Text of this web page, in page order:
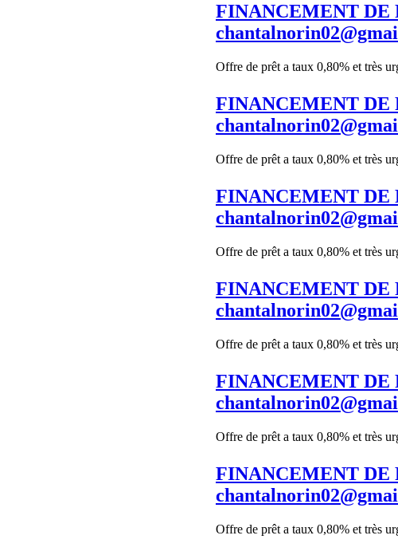
FINANCEMENT DE
Offre de prêt a taux 0,80% et très
FINANCEMENT DE
Offre de prêt a taux 0,80% et très
FINANCEMENT DE
Offre de prêt a taux 0,80% et très
FINANCEMENT DE
Offre de prêt a taux 0,80% et très
FINANCEMENT DE
Offre de prêt a taux 0,80% et très
FINANCEMENT DE
Offre de prêt a taux 0,80% et très